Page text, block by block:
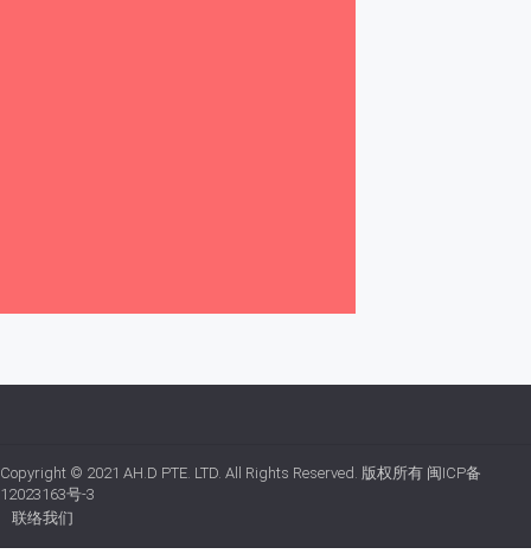
Copyright © 2021 AH.D PTE. LTD. All Rights Reserved. 版权所有 闽ICP备
12023163号-3
联络我们